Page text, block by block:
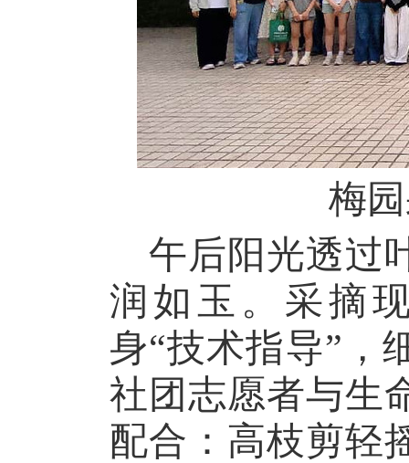
梅
午后阳光透过
润如玉。采摘
身“技术指导”，
社团志愿者与生
配合：高枝剪轻